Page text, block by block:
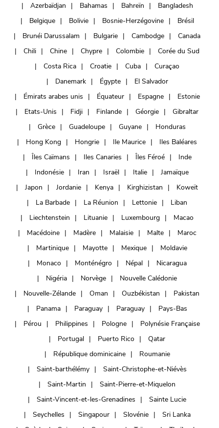
Azerbaïdjan
Bahamas Bahreïn
Bangladesh
Belgique
Bolivie Bosnie-Herzégovine
Brésil
Brunéi Darussalam
Bulgarie Cambodge
Canada
Chili
Chine Chypre Colombie
Corée du Sud
Costa Rica
Croatie Cuba
Curaçao
Danemark
Égypte
El Salvador
Émirats arabes unis
Équateur Espagne
Estonie
Etats-Unis
Fidji Finlande Géorgie
Gibraltar
Grèce
Guadeloupe Guyane
Honduras
Hong Kong
Hongrie Ile Maurice
Iles Baléares
Îles Caïmans
Iles Canaries Îles Féroé
Inde
Indonésie
Iran Israël Italie
Jamaïque
Japon
Jordanie Kenya Kirghizistan
Koweït
La Barbade
La Réunion Lettonie
Liban
Liechtenstein
Lituanie Luxembourg
Macao
Macédoine
Madère Malaisie Malte
Maroc
Martinique
Mayotte Mexique
Moldavie
Monaco
Monténégro Népal
Nicaragua
Nigéria
Norvège
Nouvelle Calédonie
Nouvelle-Zélande
Oman Ouzbékistan
Pakistan
Panama
Paraguay Paraguay
Pays-Bas
Pérou
Philippines Pologne
Polynésie Française
Portugal
Puerto Rico
Qatar
République dominicaine
Roumanie
Saint-barthélémy
Saint-Christophe-et-Niévès
Saint-Martin
Saint-Pierre-et-Miquelon
Saint-Vincent-et-les-Grenadines
Sainte Lucie
Seychelles
Singapour Slovénie
Sri Lanka